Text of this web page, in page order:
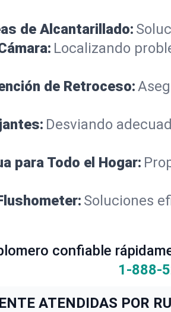
de Alcantarillado:
Localizando
de Retroceso:
Desviando
para Todo el Hogar:
Soluciones
confiable
1-888-
ATENDIDAS POR